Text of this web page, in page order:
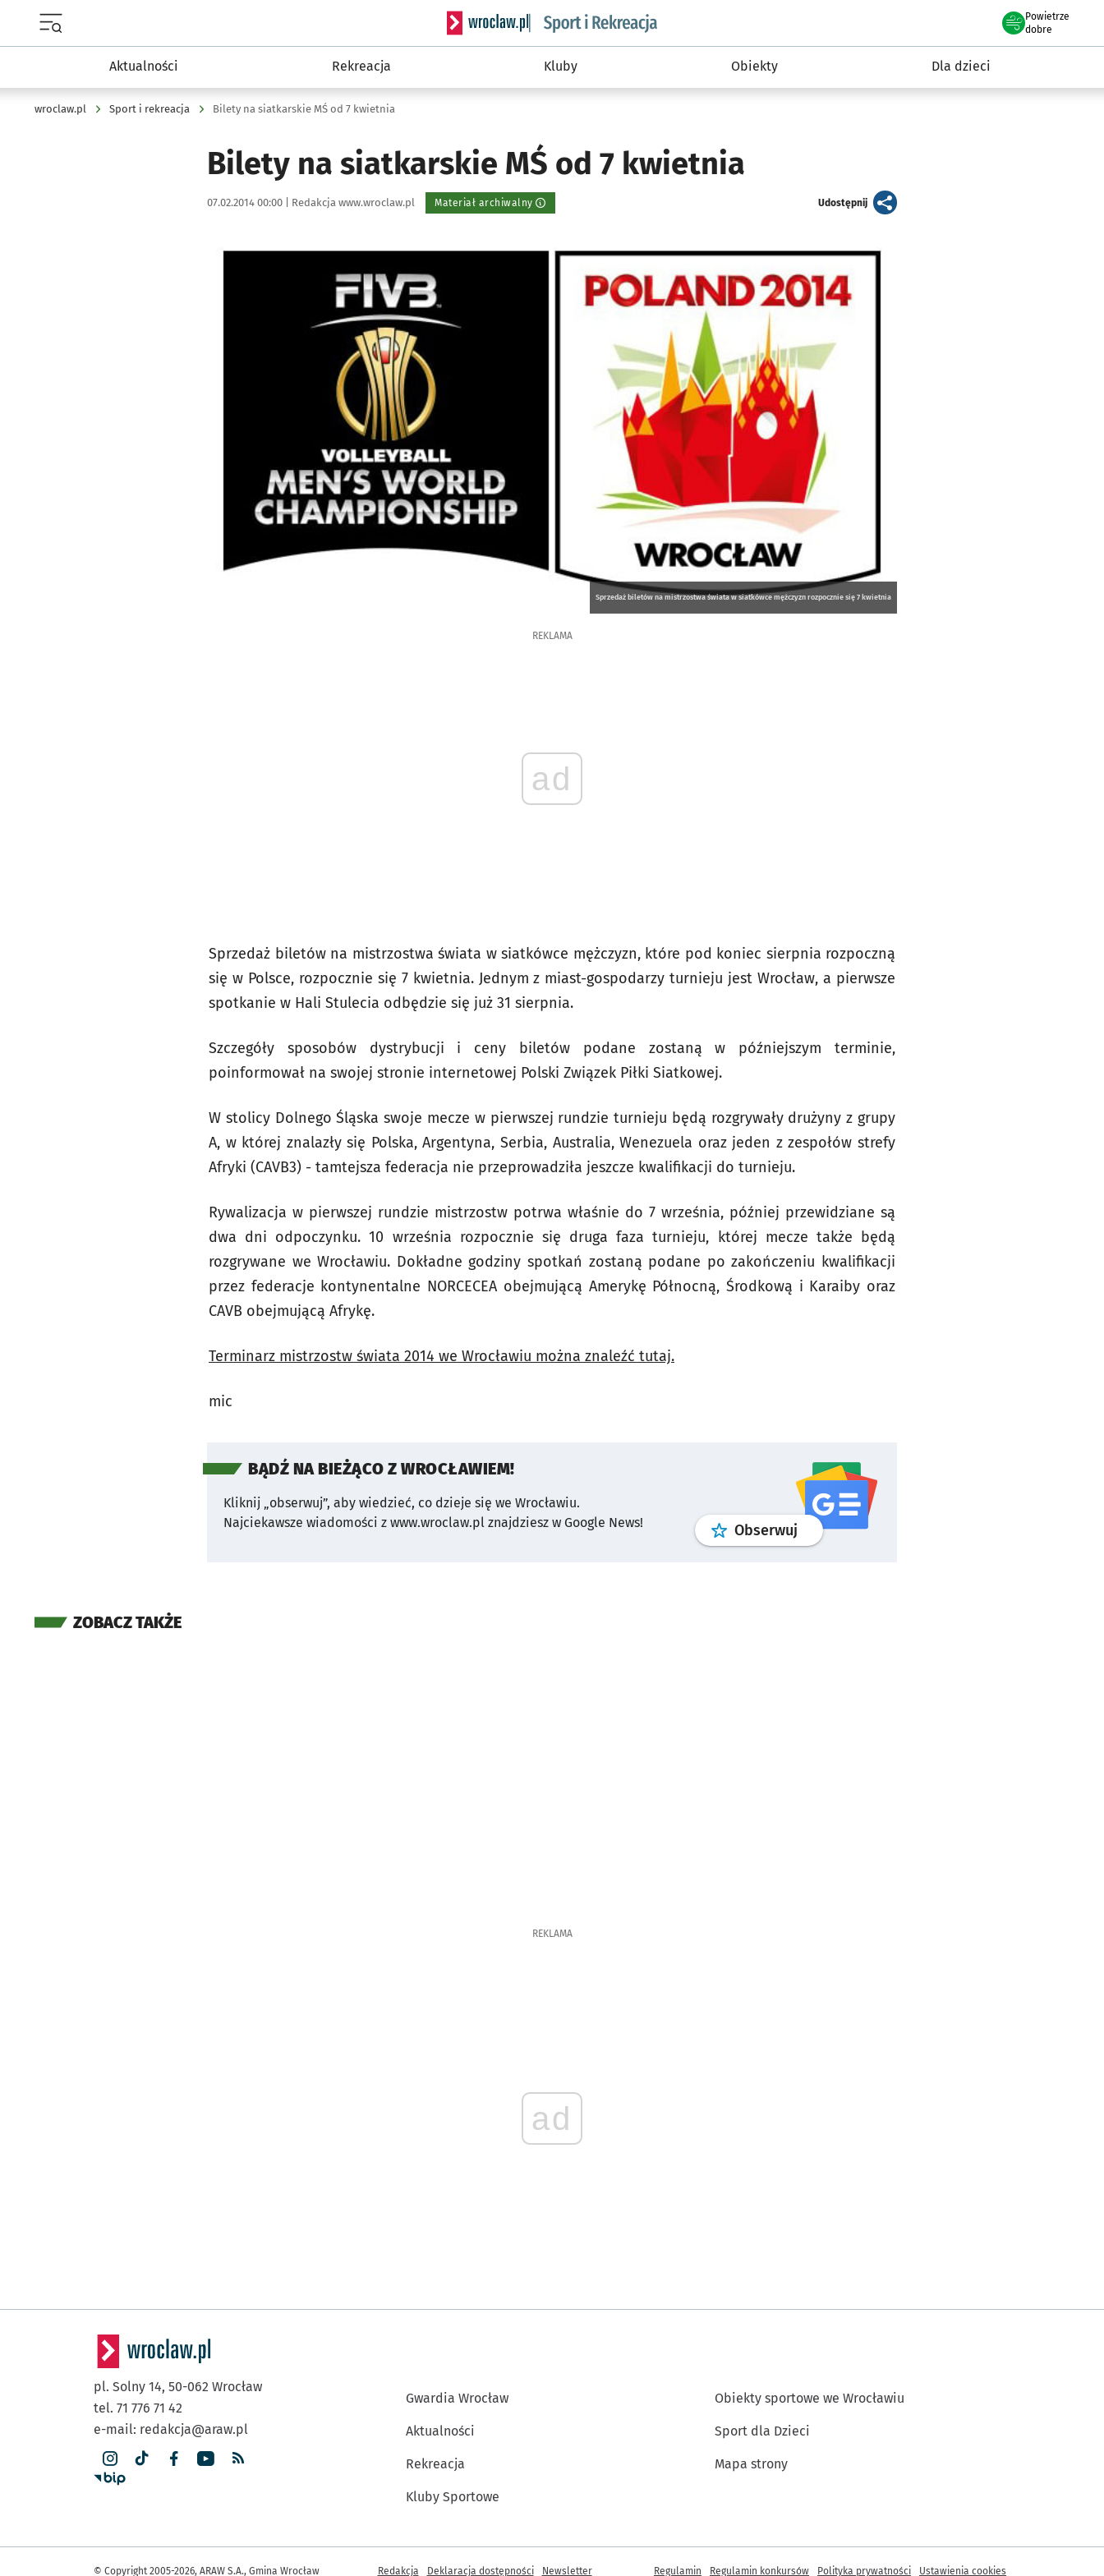
Serwis informacyjny wroclaw.pl podserwis: Sport i rekreacja
Powietrze
we Wrocławiu
dobre
Aktualności Rekreacja Kluby Obiekty Dla dzieci
wroclaw.pl Sport i rekreacja Bilety na siatkarskie MŚ od 7 kwietnia
Bilety na siatkarskie MŚ od 7 kwietnia
Data publikacji:
07.02.2014 00:00 | Autor:
Redakcja www.wroclaw.pl Materiał archiwalny Udostępnijartykuł
Sprzedaż biletów na mistrzostwa świata w siatkówce mężczyzn rozpocznie się 7 kwietnia
REKLAMA
ad
Sprzedaż biletów na mistrzostwa świata w siatkówce mężczyzn, które pod koniec sierpnia rozpoczną
się w Polsce, rozpocznie się 7 kwietnia. Jednym z miast-gospodarzy turnieju jest Wrocław, a pierwsze
spotkanie w Hali Stulecia odbędzie się już 31 sierpnia.
Szczegóły sposobów dystrybucji i ceny biletów podane zostaną w późniejszym terminie,
poinformował na swojej stronie internetowej Polski Związek Piłki Siatkowej.
W stolicy Dolnego Śląska swoje mecze w pierwszej rundzie turnieju będą rozgrywały drużyny z grupy
A, w której znalazły się Polska, Argentyna, Serbia, Australia, Wenezuela oraz jeden z zespołów strefy
Afryki (CAVB3) - tamtejsza federacja nie przeprowadziła jeszcze kwalifikacji do turnieju.
Rywalizacja w pierwszej rundzie mistrzostw potrwa właśnie do 7 września, później przewidziane są
dwa dni odpoczynku. 10 września rozpocznie się druga faza turnieju, której mecze także będą
rozgrywane we Wrocławiu. Dokładne godziny spotkań zostaną podane po zakończeniu kwalifikacji
przez federacje kontynentalne NORCECEA obejmującą Amerykę Północną, Środkową i Karaiby oraz
CAVB obejmującą Afrykę.
Terminarz mistrzostw świata 2014 we Wrocławiu można znaleźć tutaj.
mic
BĄDŹ NA BIEŻĄCO Z WROCŁAWIEM!
Kliknij „obserwuj”, aby wiedzieć, co dzieje się we Wrocławiu.
Najciekawsze wiadomości z www.wroclaw.pl znajdziesz w Google News!
Obserwuj profilgoogle news
ZOBACZ TAKŻE
REKLAMA
ad
pl. Solny 14, 50-062 Wrocław
tel. 71 776 71 42
e-mail: redakcja@araw.pl
Gwardia Wrocław
Aktualności
Rekreacja
Kluby Sportowe
Obiekty sportowe we Wrocławiu
Sport dla Dzieci
Mapa strony
© Copyright 2005-2026, ARAW S.A., Gmina Wrocław Inne informacje
Redakcja Deklaracja dostępności Newsletter Regulamin Regulamin konkursów Polityka prywatności Ustawienia cookies